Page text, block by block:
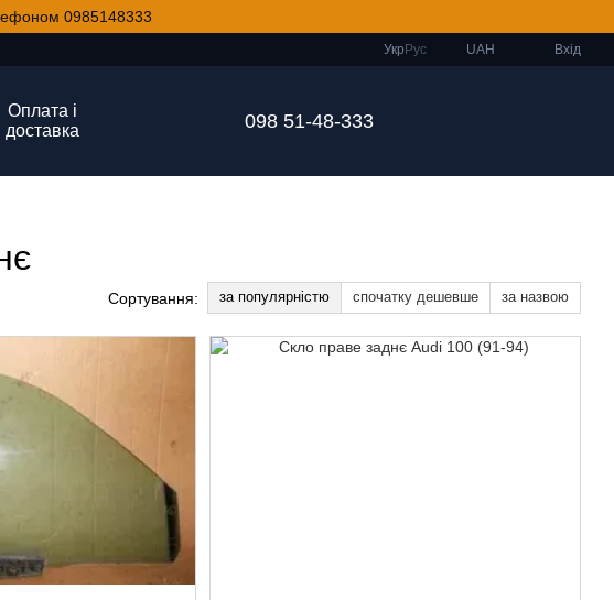
0985148333
Укр Рус UAH Вхід
Оплата і
доставка
098 51-48-333
Сортування: за популярністю спочатку дешевше за назвою